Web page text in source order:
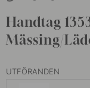
Handtag
Mässing/
UTFÖRANDEN